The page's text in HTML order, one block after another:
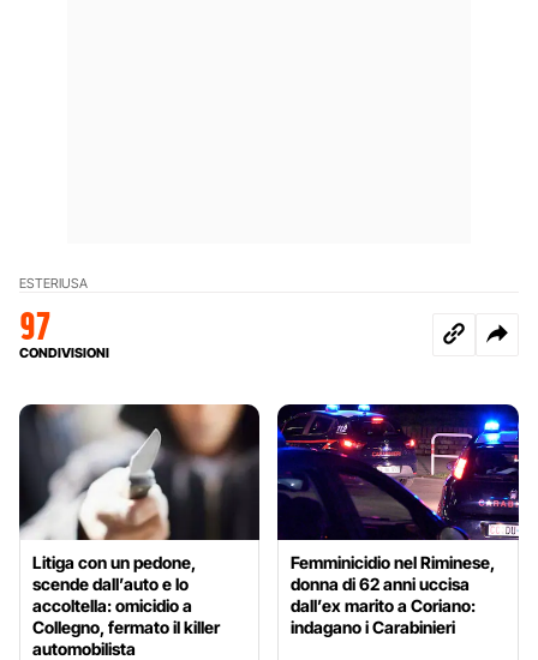
ESTERIUSA
97
CONDIVISIONI
Litiga con un pedone,
scende dall’auto e lo
accoltella: omicidio a
Collegno, fermato il killer
automobilista
Femminicidio nel Riminese,
donna di 62 anni uccisa
dall’ex marito a Coriano:
indagano i Carabinieri